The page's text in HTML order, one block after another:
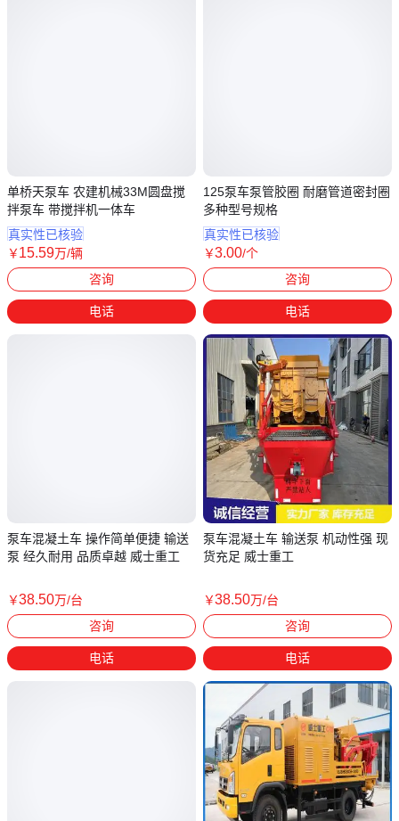
单桥天泵车 农建机械33M圆盘搅
拌泵车 带搅拌机一体车
真实性已核验
￥15.59万/辆
咨询
电话
泵车混凝土车 操作简单便捷 输送
泵 经久耐用 品质卓越 威士重工
￥38.50万/台
咨询
电话
125泵车泵管胶圈 耐磨管道密封圈
多种型号规格
真实性已核验
￥3.00/个
咨询
电话
泵车混凝土车 输送泵 机动性强 现
货充足 威士重工
￥38.50万/台
咨询
电话